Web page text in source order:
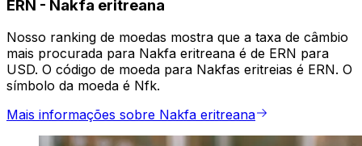
ERN - Nakfa eritreana
Nosso ranking de moedas mostra que a taxa de câmbio
mais procurada para Nakfa eritreana é de ERN para
USD. O código de moeda para Nakfas eritreias é ERN. O
símbolo da moeda é Nfk.
Mais informações sobre Nakfa eritreana